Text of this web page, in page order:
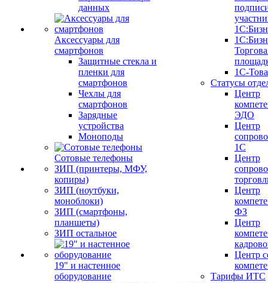
данных
Аксессуары для
смартфонов
Защитные стекла и
пленки для
смартфонов
Чехлы для
смартфонов
Зарядные
устройства
Моноподы
Сотовые телефоны
ЗИП (принтеры, МФУ,
копиры)
ЗИП (ноутбуки,
моноблоки)
ЗИП (смартфоны,
планшеты)
ЗИП остальное
19" и настенное
оборудование
1С-
Статусы
Центр
ЭДО
Центр
1С
Центр
Центр
ФЗ
Центр
Центр
Тарифы ИТС